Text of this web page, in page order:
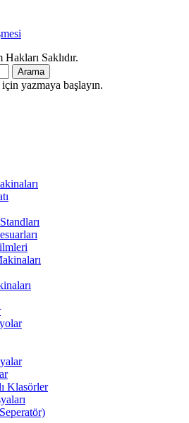
Saklıdır.
Arama
yazmaya başlayın.
Klasörler